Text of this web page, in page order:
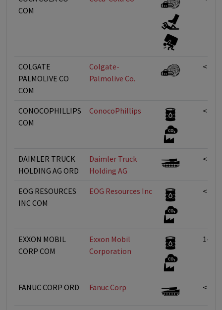
COM
COLGATE
PALMOLIVE CO
COM
Colgate-
Palmolive Co.
<1%
CONOCOPHILLIPS
COM
ConocoPhillips <1%
DAIMLER TRUCK
HOLDING AG ORD
Daimler Truck
Holding AG
<1%
EOG RESOURCES
INC COM
EOG Resources Inc <1%
EXXON MOBIL
CORP COM
Exxon Mobil
Corporation
1-5%
FANUC CORP ORD Fanuc Corp <1%